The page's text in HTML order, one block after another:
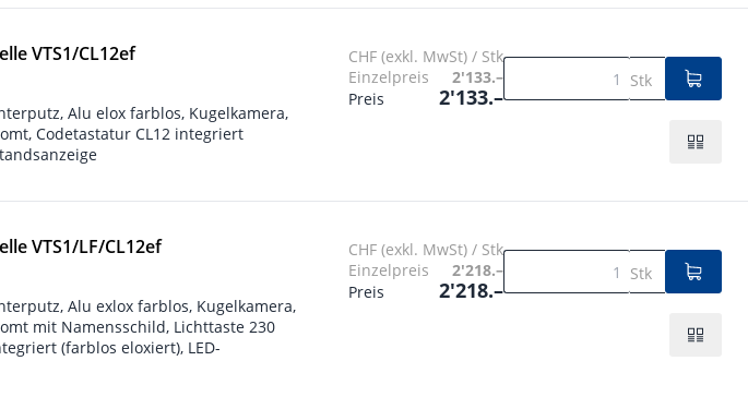
VTS1/CL12ef
Alu elox farblos, Kugelkamera,
Codetastatur CL12 integriert
CHF (exkl. MwSt) / Stk
Einzelpreis
2'133.–
Preis
2'133.–
Stk
VTS1/LF/CL12ef
Alu exlox farblos, Kugelkamera,
mit Namensschild, Lichttaste 230
(farblos eloxiert), LED-
CHF (exkl. MwSt) / Stk
Einzelpreis
2'218.–
Preis
2'218.–
Stk